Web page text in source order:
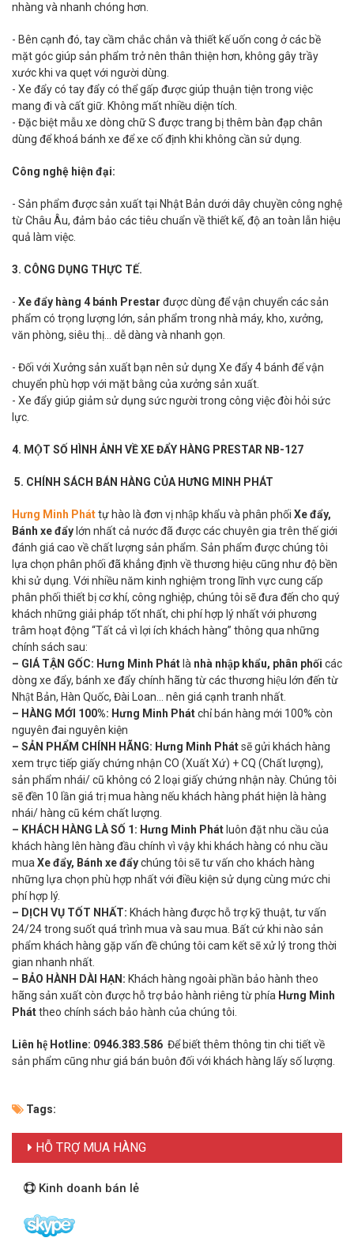
nhàng và nhanh chóng hơn.
- Bên cạnh đó, tay cầm chắc chắn và thiết kế uốn cong ở các bề
mặt góc giúp sản phẩm trở nên thân thiện hơn, không gây trầy
xước khi va quẹt với người dùng.
- Xe đẩy có tay đẩy có thể gấp được giúp thuận tiện trong việc
mang đi và cất giữ. Không mất nhiều diện tích.
- Đặc biệt mẫu xe dòng chữ S được trang bị thêm bàn đạp chân
dùng để khoá bánh xe để xe cố định khi không cần sử dụng.
Công nghệ hiện đại:
- Sản phẩm được sản xuất tại Nhật Bản dưới dây chuyền công nghệ
từ Châu Âu, đảm bảo các tiêu chuẩn về thiết kế, độ an toàn lẫn hiệu
quả làm việc.
3. CÔNG DỤNG THỰC TẾ.
- Xe đẩy hàng 4 bánh Prestar được dùng để vận chuyển các sản
phẩm có trọng lượng lớn, sản phẩm trong nhà máy, kho, xưởng,
văn phòng, siêu thị... dễ dàng và nhanh gọn.
- Đối với Xưởng sản xuất bạn nên sử dụng Xe đẩy 4 bánh để vận
chuyển phù hợp với mặt bằng của xưởng sản xuất.
- Xe đẩy giúp giảm sử dụng sức người trong công việc đòi hỏi sức
lực.
4. MỘT SỐ HÌNH ẢNH VỀ XE ĐẨY HÀNG PRESTAR NB-127
5. CHÍNH SÁCH BÁN HÀNG CỦA HƯNG MINH PHÁT
Hưng Minh Pháttự hào là đơn vị nhập khẩu và phân phối Xe đẩy,
Bánh xe đẩy lớn nhất cả nước đã được các chuyên gia trên thế giới
đánh giá cao về chất lượng sản phẩm. Sản phẩm được chúng tôi
lựa chọn phân phối đã khẳng định về thương hiệu cũng như độ bền
khi sử dụng. Với nhiều năm kinh nghiệm trong lĩnh vực cung cấp
phân phối thiết bị cơ khí, công nghiệp, chúng tôi sẽ đưa đến cho quý
khách những giải pháp tốt nhất, chi phí hợp lý nhất với phương
trâm hoạt động “Tất cả vì lợi ích khách hàng” thông qua những
chính sách sau:
– GIÁ TẬN GỐC: Hưng Minh Phát là nhà nhập khẩu, phân phối các
dòng xe đẩy, bánh xe đẩy chính hãng từ các thương hiệu lớn đến từ
Nhật Bản, Hàn Quốc, Đài Loan… nên giá cạnh tranh nhất.
– HÀNG MỚI 100%: Hưng Minh Phátchỉ bán hàng mới 100% còn
nguyên đai nguyên kiện
– SẢN PHẨM CHÍNH HÃNG: Hưng Minh Phátsẽ gửi khách hàng
xem trực tiếp giấy chứng nhận CO (Xuất Xứ) + CQ (Chất lượng),
sản phẩm nhái/ cũ không có 2 loại giấy chứng nhận này. Chúng tôi
sẽ đền 10 lần giá trị mua hàng nếu khách hàng phát hiện là hàng
nhái/ hàng cũ kém chất lượng.
– KHÁCH HÀNG LÀ SỐ 1: Hưng Minh Phát luôn đặt nhu cầu của
khách hàng lên hàng đầu chính vì vậy khi khách hàng có nhu cầu
muaXe đẩy, Bánh xe đẩychúng tôi sẽ tư vấn cho khách hàng
những lựa chọn phù hợp nhất với điều kiện sử dụng cùng mức chi
phí hợp lý.
– DỊCH VỤ TỐT NHẤT: Khách hàng được hỗ trợ kỹ thuật, tư vấn
24/24 trong suốt quá trình mua và sau mua. Bất cứ khi nào sản
phẩm khách hàng gặp vấn đề chúng tôi cam kết sẽ xử lý trong thời
gian nhanh nhất.
– BẢO HÀNH DÀI HẠN: Khách hàng ngoài phần bảo hành theo
hãng sản xuất còn được hỗ trợ bảo hành riêng từ phía Hưng Minh
Pháttheo chính sách bảo hành của chúng tôi.
Liên hệ Hotline: 0946.383.586 Để biết thêm thông tin chi tiết về
sản phẩm cũng như giá bán buôn đối với khách hàng lấy số lượng.
Tags:
HỖ TRỢ MUA HÀNG
Kinh doanh bán lẻ